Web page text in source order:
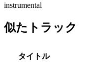
instrumental
似たトラック
タイトル